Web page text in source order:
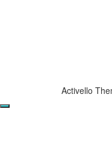
Activello